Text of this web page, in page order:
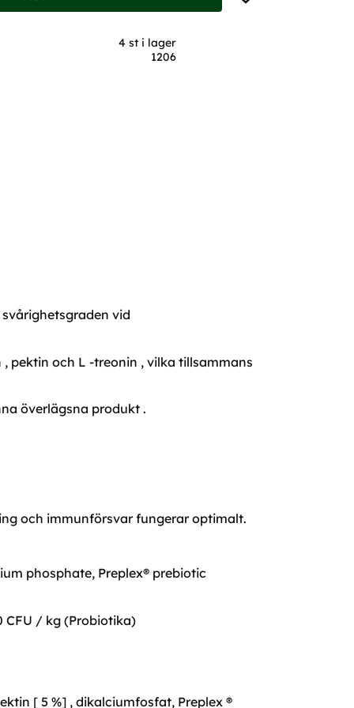
4 st i lager
1206
vid
pektin och L -treonin , vilka tillsammans
överlägsna produkt .
och immunförsvar fungerar optimalt.
phosphate, Preplex® prebiotic
CFU / kg (Probiotika)
[ 5 %] , dikalciumfosfat, Preplex ®